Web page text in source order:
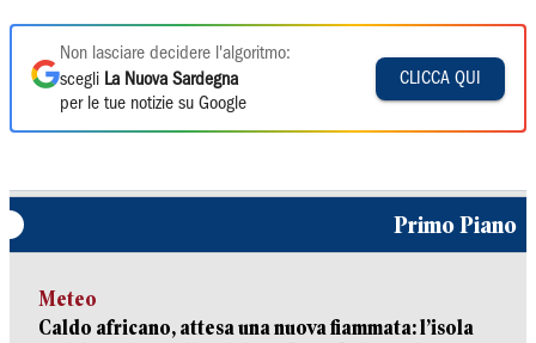
Non lasciare decidere l'algoritmo:
scegli La Nuova Sardegna
per le tue notizie su Google
CLICCA QUI
Primo Piano
Meteo
Caldo africano, attesa una nuova fiammata: l’isola